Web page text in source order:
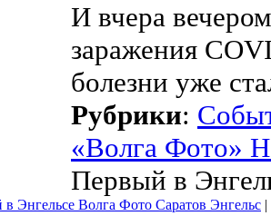
И вчера
заражения
болезни уже
Рубрики:
«Волга Фото»
Первый в
Энгельсе Волга Фото Саратов Энгельс |